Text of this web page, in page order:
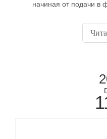
начиная от подачи в
трубопроводам.
изнашиваемые детали